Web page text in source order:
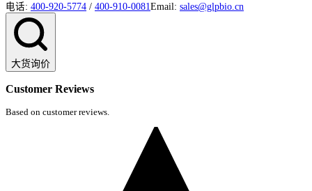
电话: 400-920-5774 / 400-910-0081 Email: sales@glpbio.cn
大货询价
Customer Reviews
Based on customer reviews.